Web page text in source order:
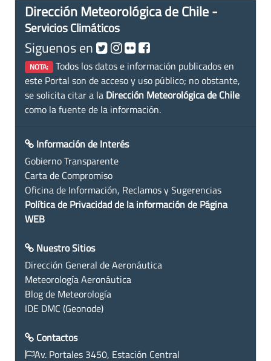
Dirección Meteorológica de Chile -
Servicios Climáticos
Siguenos en
NOTA: Todos los datos e información publicados en
este Portal son de acceso y uso público; no obstante,
se solicita citar a la Dirección Meteorológica de Chile
como la fuente de la información.
Información de Interés
Gobierno Transparente
Carta de Compromiso
Oficina de Información, Reclamos y Sugerencias
Política de Privacidad de la información de Página
WEB
Nuestro Sitios
Dirección General de Aeronáutica
Meteorología Aeronáutica
Blog de Meteorología
IDE DMC (Geonode)
Contactos
Av. Portales 3450, Estación Central